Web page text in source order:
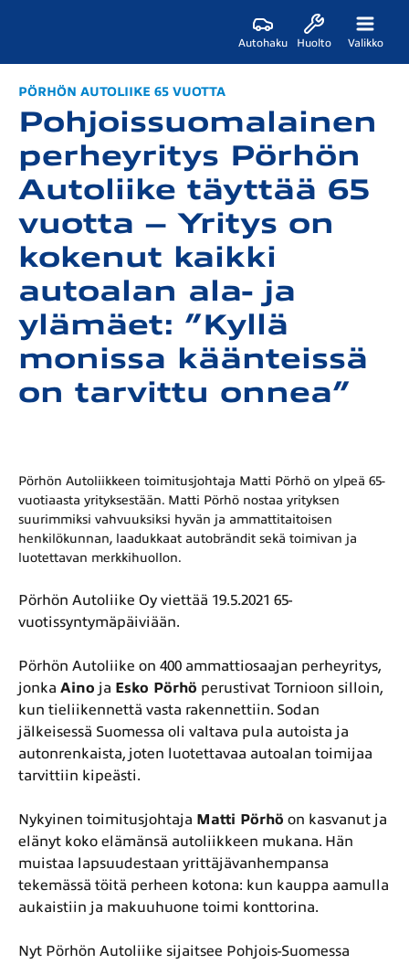
Autohaku Huolto Valikko
Pohjoissuomalainen
perheyritys Pörhön
Autoliike täyttää 65
vuotta – Yritys on
kokenut kaikki
autoalan ala- ja
ylämäet: ”Kyllä
monissa käänteissä
on tarvittu onnea”
PÖRHÖN AUTOLIIKE 65 VUOTTA
Pörhön Autoliikkeen toimitusjohtaja Matti Pörhö on ylpeä 65-
vuotiaasta yrityksestään. Matti Pörhö nostaa yrityksen
suurimmiksi vahvuuksiksi hyvän ja ammattitaitoisen
henkilökunnan, laadukkaat autobrändit sekä toimivan ja
luotettavan merkkihuollon.
Pörhön Autoliike Oy viettää 19.5.2021 65-
vuotissyntymäpäiviään.
Pörhön Autoliike on 400 ammattiosaajan perheyritys,
jonka Aino ja Esko Pörhö perustivat Tornioon silloin,
kun tieliikennettä vasta rakennettiin. Sodan
jälkeisessä Suomessa oli valtava pula autoista ja
autonrenkaista, joten luotettavaa autoalan toimijaa
tarvittiin kipeästi.
Nykyinen toimitusjohtaja Matti Pörhö on kasvanut ja
elänyt koko elämänsä autoliikkeen mukana. Hän
muistaa lapsuudestaan yrittäjävanhempansa
tekemässä töitä perheen kotona: kun kauppa aamulla
aukaistiin ja makuuhuone toimi konttorina.
Nyt Pörhön Autoliike sijaitsee Pohjois-Suomessa